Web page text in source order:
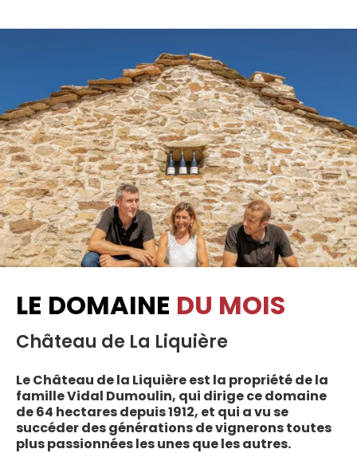
LE DOMAINE DU MOIS
Château de La Liquière
Le Château de la Liquière est la propriété de la
famille Vidal Dumoulin, qui dirige ce domaine
de 64 hectares depuis 1912, et qui a vu se
succéder des générations de vignerons toutes
plus passionnées les unes que les autres.